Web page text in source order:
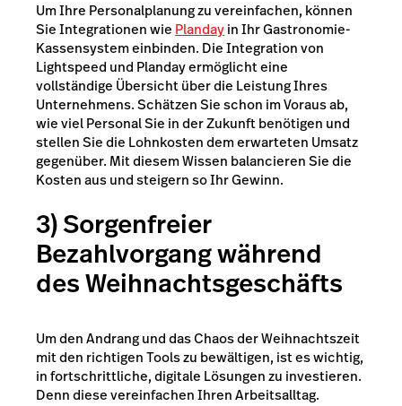
Um Ihre Personalplanung zu vereinfachen, können
Sie Integrationen wie Plandayin Ihr Gastronomie-
Kassensystem einbinden. Die Integration von
Lightspeed und Planday ermöglicht eine
vollständige Übersicht über die Leistung Ihres
Unternehmens. Schätzen Sie schon im Voraus ab,
wie viel Personal Sie in der Zukunft benötigen und
stellen Sie die Lohnkosten dem erwarteten Umsatz
gegenüber. Mit diesem Wissen balancieren Sie die
Kosten aus und steigern so Ihr Gewinn.
3) Sorgenfreier
Bezahlvorgang während
des Weihnachtsgeschäfts
Um den Andrang und das Chaos der Weihnachtszeit
mit den richtigen Tools zu bewältigen, ist es wichtig,
in fortschrittliche, digitale Lösungen zu investieren.
Denn diese vereinfachen Ihren Arbeitsalltag.